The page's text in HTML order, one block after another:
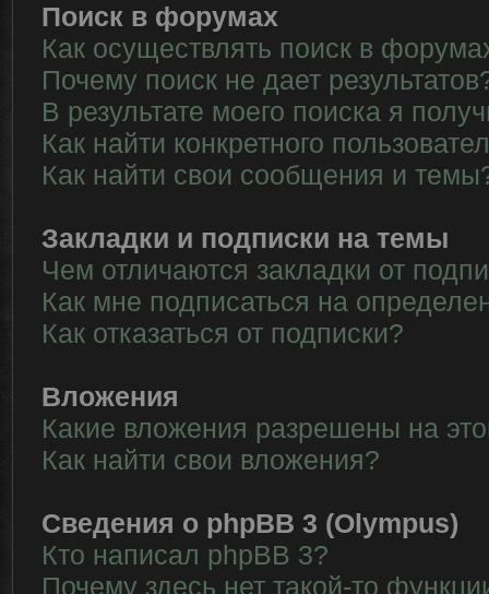
Поиск в форумах
Как осуществлять поиск в
Почему поиск не дает
В результате моего поиска я
Как найти конкретного
Как найти свои сообщения и
Закладки и подписки на темы
Чем отличаются закладки от
Как мне подписаться на
Как отказаться от подписки?
Вложения
Какие вложения разрешены на
Как найти свои вложения?
Сведения о phpBB 3 (Olympus)
Кто написал phpBB 3?
Почему здесь нет такой-то